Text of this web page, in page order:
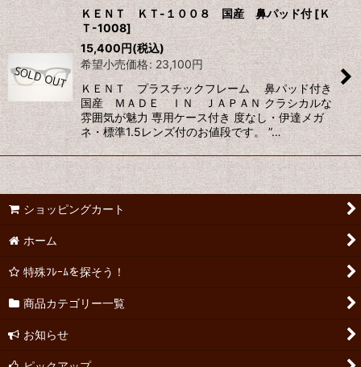
ＫＥＮＴ ＫＴ-１００８ 国産 鼻パッド付 [Ｋ
Ｔ-1008]
15,400円(税込)
希望小売価格: 23,100円
ＫＥＮＴ プラスチックフレーム 鼻パッド付き
国産 ＭＡＤＥ ＩＮ ＪＡＰＡＮ クラシカルな
雰囲気が魅力 専用ケース付き 度なし・伊達メガ
ネ・標準1.5レンズ付のお値段です。 ”…
ショッピングカート
ホーム
特殊ﾌﾚｰﾑを探そう！
商品カテゴリー一覧
お知らせ